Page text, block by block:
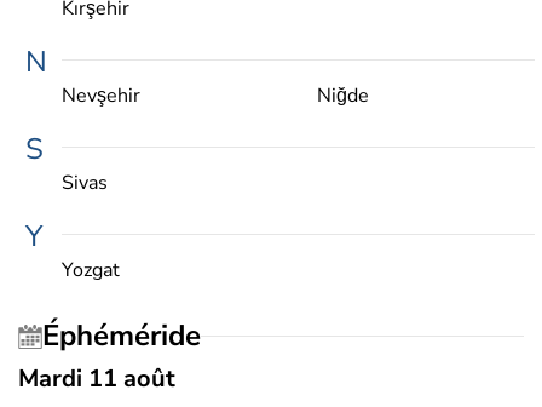
Kırşehir
N
Nevşehir Niğde
S
Sivas
Y
Yozgat
Éphéméride
Mardi 11 août